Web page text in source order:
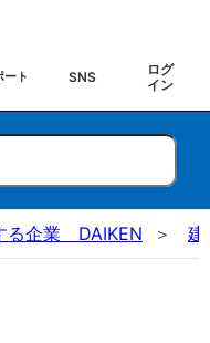
ート SNS
ログ
イン
る企業 DAIKEN 建